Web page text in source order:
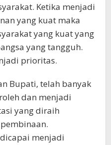
Ketika menjadi
yang kuat maka
yang kuat yang
yang tangguh.
prioritas.
Bupati, telah banyak
dan menjadi
yang diraih
menjadi